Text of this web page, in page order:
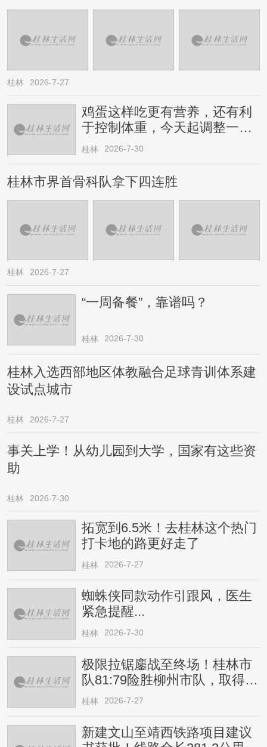
桂林 2026-7-27
鸡蛋这样吃更有营养，还有利
于控制体重，今天起调整一下
→
桂林 2026-7-30
桂林市界首骨科队拿下四连胜
桂林 2026-7-27
“一周备餐”，靠谱吗？
桂林 2026-7-30
桂林入选西部地区体教融合足球青训体系建
设试点城市
桂林 2026-7-27
事关上学！从幼儿园到大学，国家有这些资
助
桂林 2026-7-30
拓宽到6.5米！去桂林这个热门
打卡地的路更好走了
桂林 2026-7-27
蜘蛛侠同款动作引跟风，医生
紧急提醒...
桂林 2026-7-30
极限拉锯鏖战至终场！桂林市
队81:79险胜柳州市队，取得四
连胜
桂林 2026-7-27
新建文山至靖西铁路项目建议